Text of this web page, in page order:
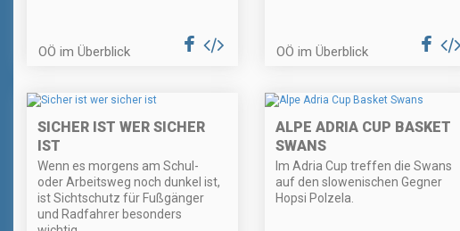
OÖ im Überblick OÖ im Überblick
SICHER IST WER SICHER
IST
Wenn es morgens am Schul-
oder Arbeitsweg noch dunkel ist,
ist Sichtschutz für Fußgänger
und Radfahrer besonders
ALPE ADRIA CUP BASKET
SWANS
Im Adria Cup treffen die Swans
auf den slowenischen Gegner
Hopsi Polzela.